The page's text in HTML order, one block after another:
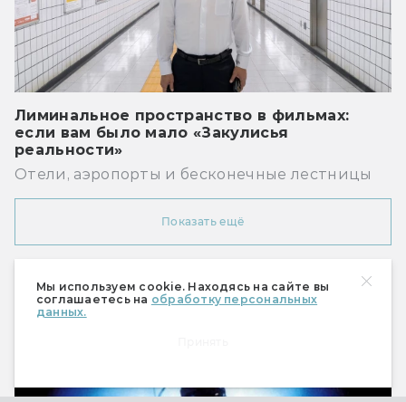
Мы используем cookie. Находясь на сайте вы
соглашаетесь на обработку персональных
данных.
Лиминальное пространство в фильмах:
если вам было мало «Закулисья
реальности»
Отели, аэропорты и бесконечные лестницы
Показать ещё
Рекомендуем